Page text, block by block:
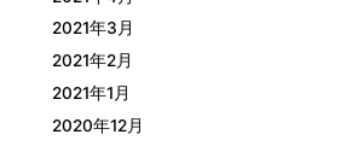
2021年3月
2021年2月
2021年1月
2020年12月